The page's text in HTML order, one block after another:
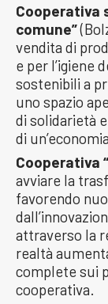
Cooperativa
comune”
vendita di
e per l’igiene
sostenibili a
uno spazio
di solidarietà
di
Cooperativa
avviare la
favorendo
attraverso la
realtà
complete sui
cooperativa.